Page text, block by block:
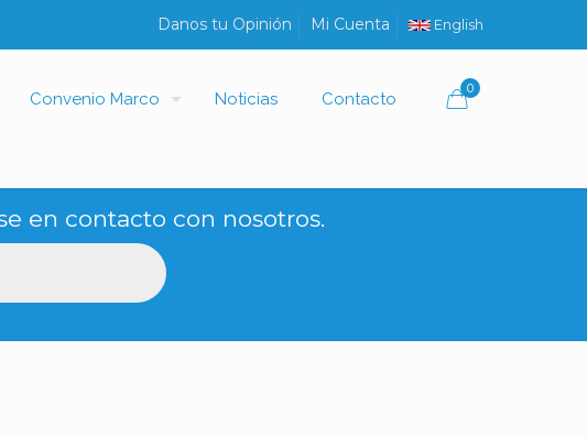
Danos tu Opinión Mi Cuenta English
Convenio Marco Noticias Contacto
0
en contacto con nosotros.